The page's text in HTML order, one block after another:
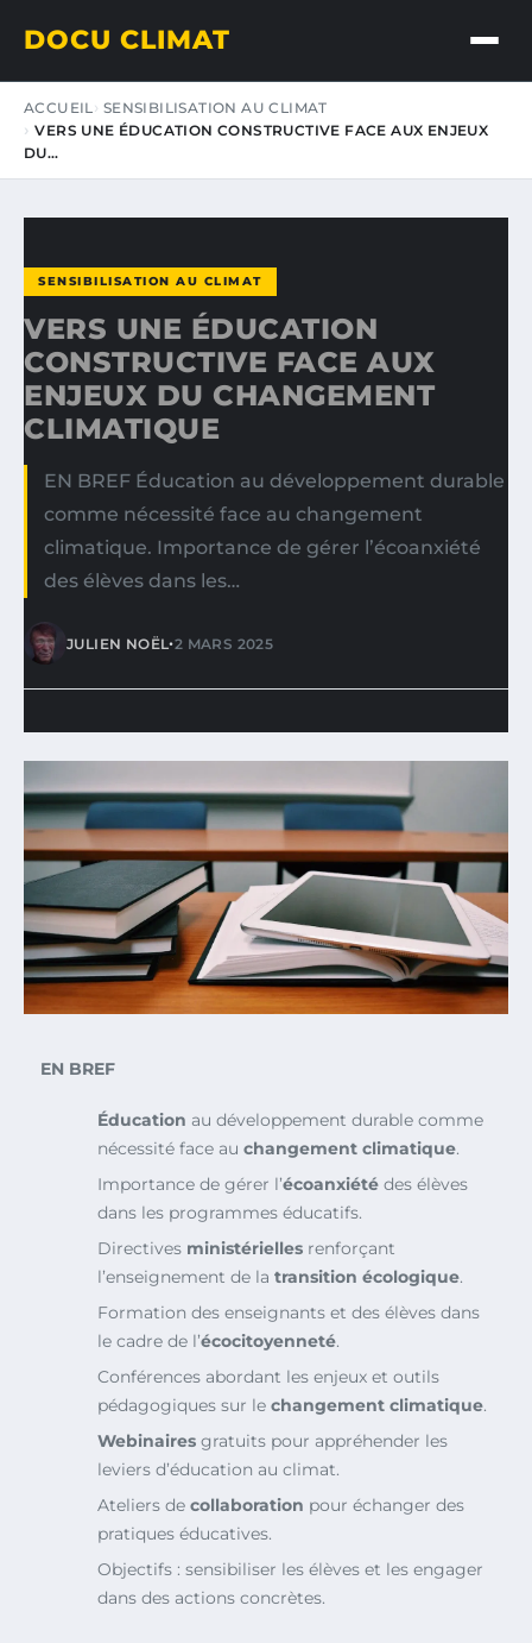
DOCU CLIMAT
ACCUEIL SENSIBILISATION AU CLIMAT
VERS UNE ÉDUCATION CONSTRUCTIVE FACE AUX ENJEUX
DU…
SENSIBILISATION AU CLIMAT
VERS UNE ÉDUCATION
CONSTRUCTIVE FACE AUX
ENJEUX DU CHANGEMENT
CLIMATIQUE
EN BREF Éducation au développement durable
comme nécessité face au changement
climatique. Importance de gérer l’écoanxiété
des élèves dans les…
JULIEN NOËL•2 MARS 2025
EN BREF
Éducation au développement durable comme
nécessité face au changement climatique.
Importance de gérer l’écoanxiété des élèves
dans les programmes éducatifs.
Directives ministérielles renforçant
l’enseignement de la transition écologique.
Formation des enseignants et des élèves dans
le cadre de l’écocitoyenneté.
Conférences abordant les enjeux et outils
pédagogiques sur le changement climatique.
Webinaires gratuits pour appréhender les
leviers d’éducation au climat.
Ateliers de collaboration pour échanger des
pratiques éducatives.
Objectifs : sensibiliser les élèves et les engager
dans des actions concrètes.